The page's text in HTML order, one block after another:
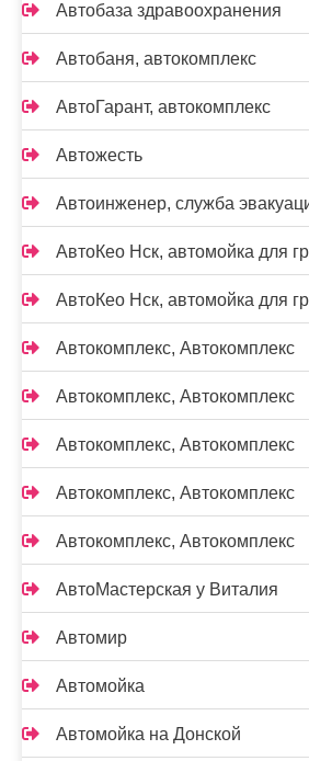
Автобаза здравоохранения
Автобаня, автокомплекс
АвтоГарант, автокомплекс
Автожесть
Автоинженер, служба
АвтоКео Нск, автомойка для
АвтоКео Нск, автомойка для
Автокомплекс, Автокомплекс
Автокомплекс, Автокомплекс
Автокомплекс, Автокомплекс
Автокомплекс, Автокомплекс
Автокомплекс, Автокомплекс
АвтоМастерская у Виталия
Автомир
Автомойка
Автомойка на Донской